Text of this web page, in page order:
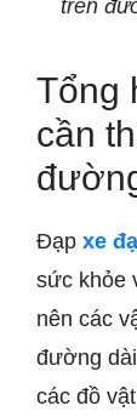
trên
Tổng
cần
Đạp xe
sức khỏe
nên các
đường
các đồ